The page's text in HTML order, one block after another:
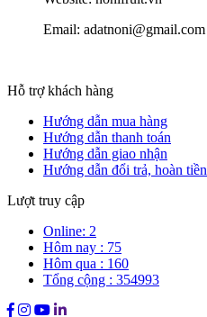
Email: adatnoni@gmail.com
Hỗ trợ khách hàng
Hướng dẫn mua hàng
Hướng dẫn thanh toán
Hướng dẫn giao nhận
Hướng dẫn đổi trả, hoàn tiền
Lượt truy cập
Online: 2
Hôm nay : 75
Hôm qua : 160
Tổng cộng : 354993